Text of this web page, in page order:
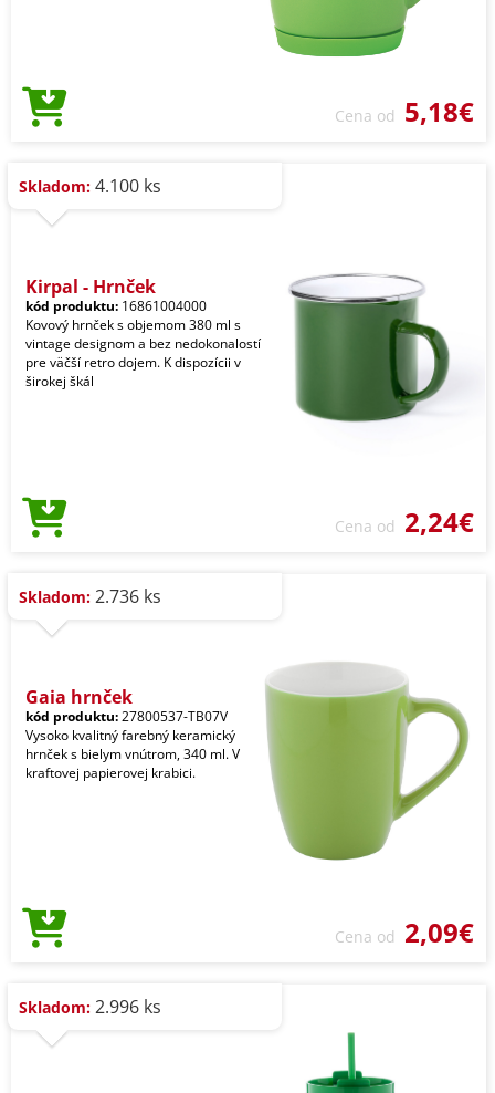
Cena od 5,18€
Skladom: 4.100 ks
Kirpal - Hrnček
kód produktu: 16861004000
Kovový hrnček s objemom 380 ml s
vintage designom a bez nedokonalostí
pre väčší retro dojem. K dispozícii v
širokej škál
Cena od 2,24€
Skladom: 2.736 ks
Gaia hrnček
kód produktu:27800537-TB07V
Vysoko kvalitný farebný keramický
hrnček s bielym vnútrom, 340 ml. V
kraftovej papierovej krabici.
Cena od 2,09€
Skladom: 2.996 ks